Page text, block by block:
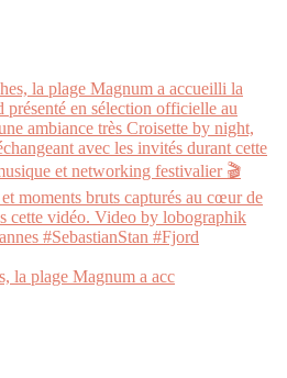
la plage Magnum a acc